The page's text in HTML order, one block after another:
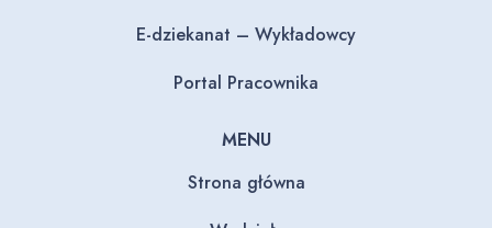
E-dziekanat – Wykładowcy
Portal Pracownika
MENU
Strona główna